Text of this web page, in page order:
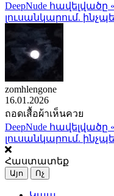
DeepNude
լուսանկարում.
zomhlengone
16.01.2026
ถอดเสื้อผ้าเห็นควย
DeepNude
լուսանկարում.
Հաստատեք
Այո Ոչ